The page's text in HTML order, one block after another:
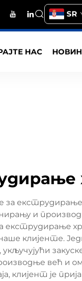
SR
НАС
екструдирање
и
екструдирање
клијенте.
већ и
клијент је